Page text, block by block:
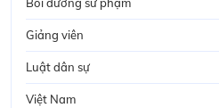
Giảng viên
Luật dân sự
Việt Nam